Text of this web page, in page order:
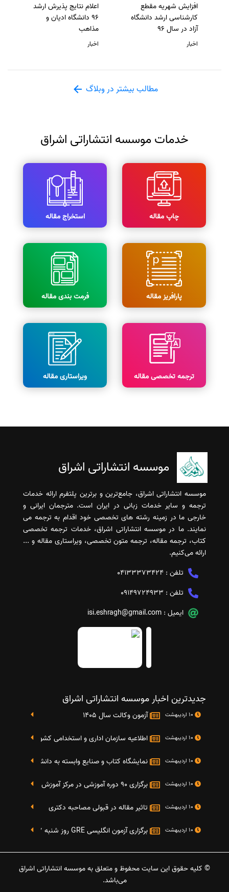
افزایش شهریه مقطع
کارشناسی ارشد دانشگاه
آزاد در سال 96
اخبار
اعلام نتایج پذیرش ارشد
96 دانشگاه ادیان و
مذاهب
اخبار
مطالب بیشتر در وبلاگ
خدمات موسسه انتشاراتی اشراق
چاپ مقاله استخراج مقاله
پارافریز مقاله فرمت بندی مقاله
ترجمه تخصصی مقاله ویراستاری مقاله
موسسه انتشاراتی اشراق
موسسه انتشاراتی اشراق، جامع‌ترین و برترین پلتفرم ارائه خدمات
ترجمه و سایر خدمات زبانی در ایران است. مترجمان ایرانی و
خارجی ما در زمینه رشته های تخصصی خود اقدام به ترجمه می
نمایند. ما در موسسه انتشاراتی اشراق، خدمات ترجمه تخصصی
کتاب، ترجمه مقاله، ترجمه متون تخصصی، ویراستاری مقاله و ...
ارائه می‌کنیم.
تلفن : 04133373424
تلفن : 09149724933
ایمیل : isi.eshragh@gmail.com
جدیدترین اخبار موسسه انتشاراتی اشراق
آزمون وکالت سال 1405
اطلاعیه سازمان اداری و استخدامی کشور در خصوص
نمایشگاه کتاب و صنایع وابسته به دانشگاه صنعتی شریف 4 الی 8 مهر
برگزاری 90 دوره آموزشی در مرکز آموزش فرهنگی دانشگاه علامه
تاثیر مقاله در قبولی مصاحبه دکتری
برگزاری آزمون انگلیسی GRE روز شنبه 27 شهریور(مقارن با 17 سپتامبر 2016)
© کلیه حقوق این سایت محفوظ و متعلق به موسسه انتشاراتی اشراق
می‌باشد.